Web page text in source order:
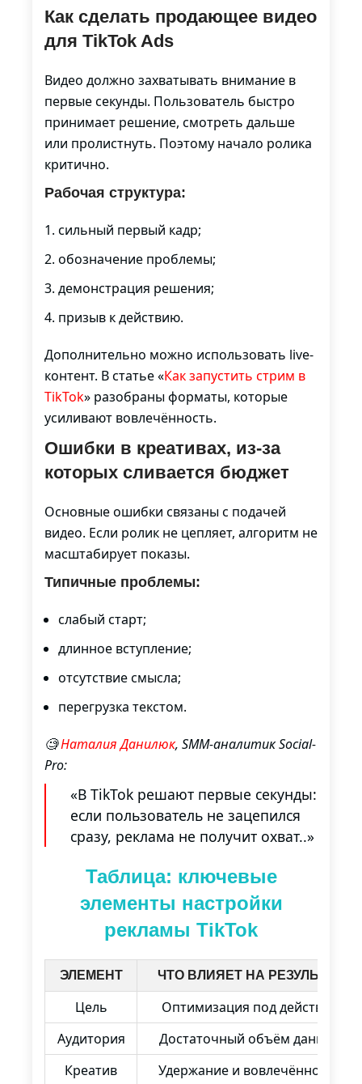
Как сделать продающее видео
для TikTok Ads
Видео должно захватывать внимание в
первые секунды. Пользователь быстро
принимает решение, смотреть дальше
или пролистнуть. Поэтому начало ролика
критично.
Рабочая структура:
сильный первый кадр;
обозначение проблемы;
демонстрация решения;
призыв к действию.
Дополнительно можно использовать live-
контент. В статье «Как запустить стрим в
TikTok» разобраны форматы, которые
усиливают вовлечённость.
Ошибки в креативах, из-за
которых сливается бюджет
Основные ошибки связаны с подачей
видео. Если ролик не цепляет, алгоритм не
масштабирует показы.
Типичные проблемы:
слабый старт;
длинное вступление;
отсутствие смысла;
перегрузка текстом.
🧐Наталия Данилюк, SMM-аналитик Social-
Pro:
«В TikTok решают первые секунды:
если пользователь не зацепился
сразу, реклама не получит охват..»
Таблица: ключевые
элементы настройки
рекламы TikTok
ЭЛЕМЕНТ ЧТО ВЛИЯЕТ НА РЕЗУЛЬТАТ
Цель
Оптимизация под действия
Аудитория
Достаточный объём данных
Креатив
Удержание и вовлечённость